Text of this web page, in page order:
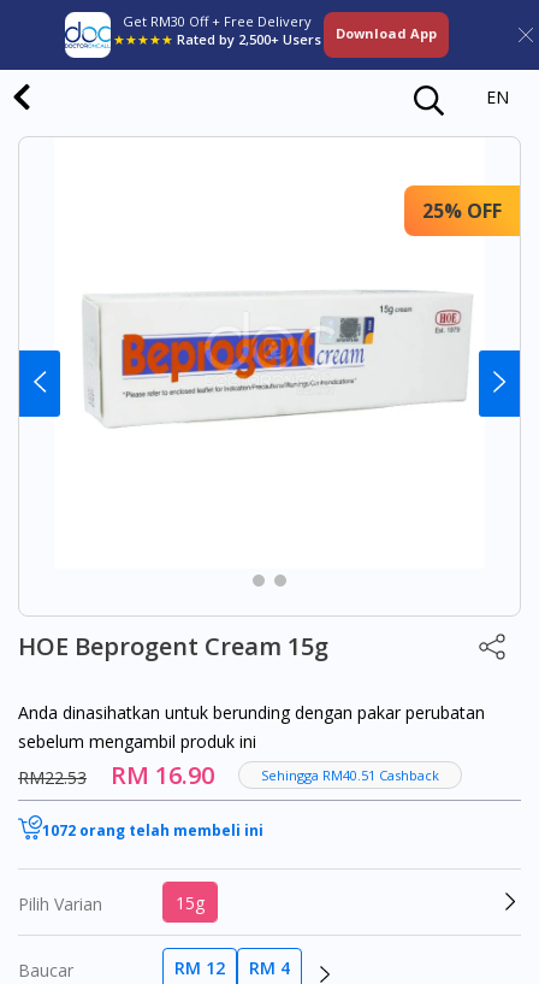
Get RM30 Off + Free Delivery
★★★★★ Rated by 2,500+ Users Download App
EN
25% OFF
HOE Beprogent Cream 15g
Anda dinasihatkan untuk berunding dengan pakar perubatan
sebelum mengambil produk ini
RM22.53
RM 16.90 Sehingga RM40.51 Cashback
1072 orang telah membeli ini
Pilih Varian 15g
Baucar RM 12 RM 4